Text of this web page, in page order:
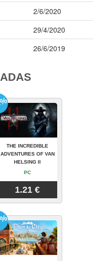
2/6/2020
29/4/2020
26/6/2019
THE INCREDIBLE
ADVENTURES OF VAN
HELSING II
PC
1.21 €